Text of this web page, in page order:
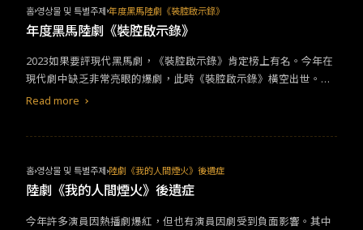
者身分，改為正宮。兩版的男主角性格差異也非常大，《驕陽伴
我》的男主角積極陽光，即使受挫也能很快速重新站起。《我的男
動，兩部劇有了明顯的落差。《我的男孩》女主角在錯誤的 愛情裡
掙扎成長，最後獲得收穫。但《驕陽伴我》的女主角卻是一路清醒
到最後，成長曲線波動小，主線顯得平淡無奇。&nbsp;肖戰的演技
淺，更像是入社會有段時日的小社畜。整體故事把姊弟戀設定拿掉
地透過主角的裝扮差異，及女主角不停稱呼男主角「小孩」加深此
一印象。&nbsp;而年初好評滿滿的《
弟戀中弟弟的青春活力發揮得當。&nbsp;《驕陽伴我》並不只談姊
홈 영상물 및 특별주제 年度黑馬陸劇《裝腔啟示錄》
年度黑馬陸劇《裝腔啟示錄》
2023如果要評現代黑馬劇，《裝腔啟示錄》肯定榜上有名。今年在
現代劇中缺乏非常亮眼的爆劇，此時《裝腔啟示錄》橫空出世。該
故事節奏輕鬆不拖沓，討論議題有趣但不說教，層層優勢疊加，使
性的現象。我們在職場被甩鍋時裝沒事、在情場上對峙時裝不在
乎......，裝有品味、裝可憐、什麼都能裝。好像真實的自己不會有人
Read more
홈 영상물 및 특별주제 陸劇《我的人間煙火》後遺症
陸劇《我的人間煙火》後遺症
今年許多演員因熱播劇爆紅，但也有演員因劇受到負面影響。其中